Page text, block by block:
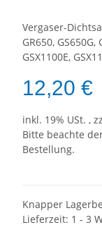
Vergaser-
GR650, GS650G,
GSX1100E,
12,20 €
inkl. 19% USt. ,
Bitte beachte
Bestellung.
Knapper
Lieferzeit: 1 - 3